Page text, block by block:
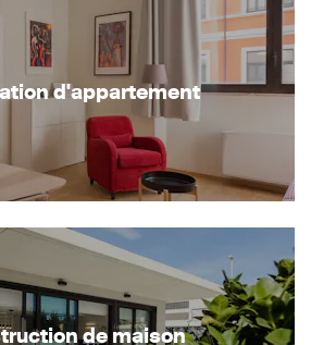
d'appartement
de maison